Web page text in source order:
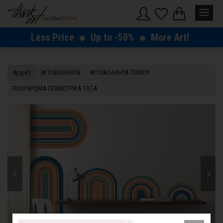
Less Price Up to -50% More Art!
Αρχική ΑΥΤΟΚΟΛΛΗΤΑ ΑΥΤΟΚΟΛΛΗΤΑ ΤΟΙΧΟΥ
ΠΟΛΥΧΡΩΜΑ ΓΕΩΜΕΤΡΙΚΑ ΤΟΞΑ